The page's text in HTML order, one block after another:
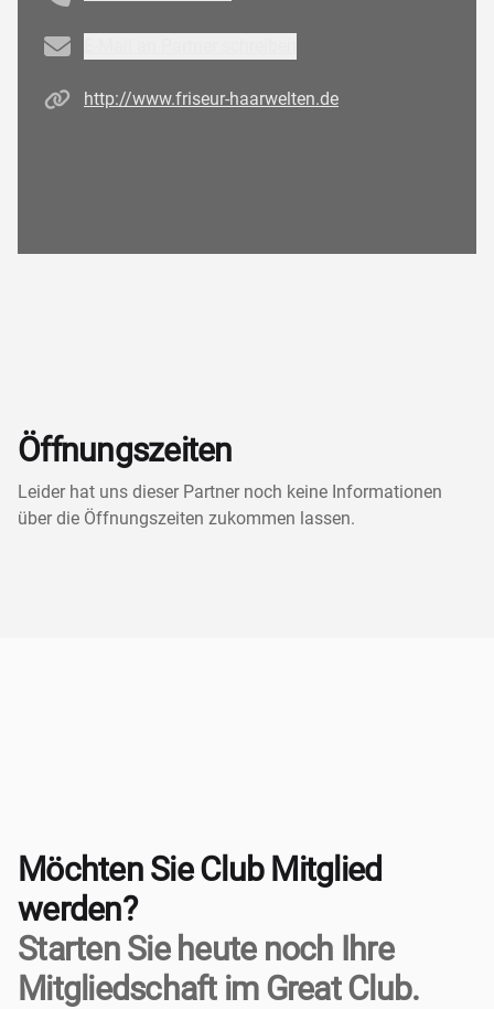
Email
Homepagehttp://www.friseur-haarwelten.de
Öffnungszeiten
Leider hat uns dieser Partner noch keine Informationen
über die Öffnungszeiten zukommen lassen.
Möchten Sie Club Mitglied
werden?
Starten Sie heute noch Ihre
Mitgliedschaft im Great Club.